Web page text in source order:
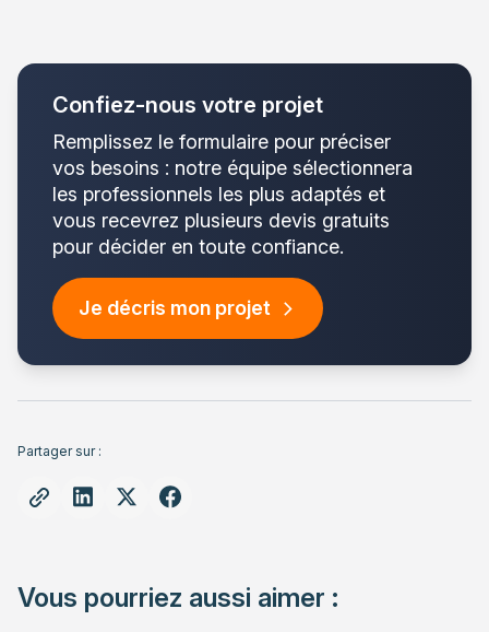
Confiez-nous votre projet
Remplissez le formulaire pour préciser
vos besoins : notre équipe sélectionnera
les professionnels les plus adaptés et
vous recevrez plusieurs devis gratuits
pour décider en toute confiance.
Je décris mon projet
Partager sur :
Vous pourriez aussi aimer :